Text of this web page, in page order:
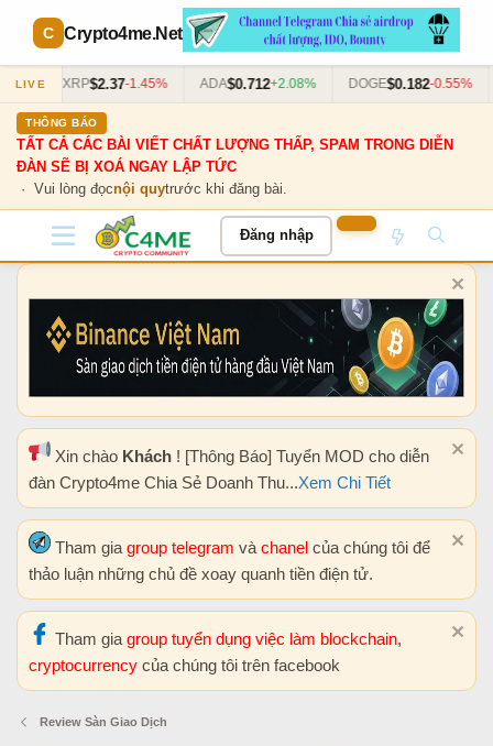
Crypto4me.Net
LIVEXRP$2.37-1.45% ADA$0.712+2.08% DOGE$0.182-0.55%
THÔNG BÁO
TẤT CẢ CÁC BÀI VIẾT CHẤT LƯỢNG THẤP, SPAM TRONG DIỄN
ĐÀN SẼ BỊ XOÁ NGAY LẬP TỨC
· Vui lòng đọcnội quytrước khi đăng bài.
Đăng nhập
Xin chào Khách ! [Thông Báo] Tuyển MOD cho diễn
đàn Crypto4me Chia Sẻ Doanh Thu...Xem Chi Tiết
Tham gia group telegram và chanel của chúng tôi để
thảo luận những chủ đề xoay quanh tiền điện tử.
Tham gia group tuyển dụng việc làm blockchain,
cryptocurrency của chúng tôi trên facebook
Review Sàn Giao Dịch